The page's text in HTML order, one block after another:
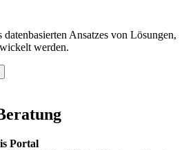
Ansatzes von Lösungen,
werden.
Portal